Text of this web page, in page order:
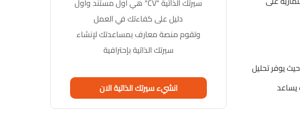
يوفر تحليل
يساعد
دليل على كفاءتك في العمل
وتقوم منصة معارف بمساعدتك لإنشاء
سيرتك الذاتية بإحترافية
انشيء سيرتك الذاتية الان